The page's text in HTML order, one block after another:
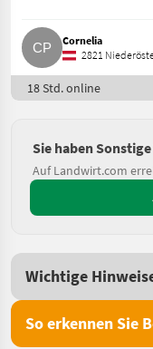
Cornelia
2821
18 Std. online
Sie haben
Auf Landwirt.com
Wichtige
So erkennen Sie